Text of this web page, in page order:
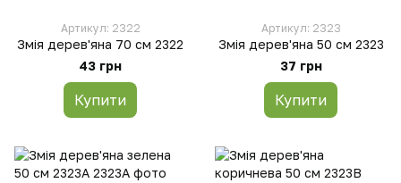
Артикул: 2322
Змія дерев'яна 70 см 2322
43 грн
Купити
Артикул: 2323
Змія дерев'яна 50 см 2323
37 грн
Купити